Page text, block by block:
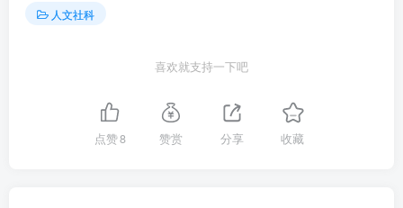
人文社科
喜欢就支持一下吧
点赞8 赞赏 分享 收藏